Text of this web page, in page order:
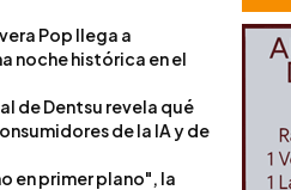
Pop llega a
noche histórica en el
de Dentsu revela qué
de la IA y de
en primer plano", la